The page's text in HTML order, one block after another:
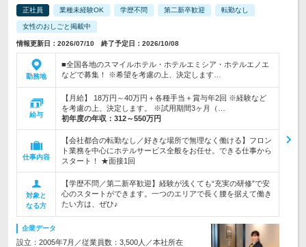
正社員 業種未経験OK 学歴不問 第二新卒歓迎 転勤なし
女性のおしごと掲載中
情報更新日：2026/07/10 終了予定日：2026/10/08
勤務地
■全国各地のスマイルホテル・ホテルエミシア・ホテルエノエ
などで募集！ ※希望を考慮の上、決定します…
給与
【月給】 18万円～40万円＋各種手当＋賞与年2回 ※経験など
を考慮の上、決定します。 ※試用期間3ヶ月（…
初年度の年収： 312～550万円
仕事内容
【会社都合の転勤なし／好きな場所で無理なく働ける】フロン
ト業務を中心にホテルサービス全般をお任せ。できる仕事から
スタート！ ★面接1回
対象と
なる方
【学歴不問／第二新卒歓迎】経験が浅くても“充実の研修”で安
心のスタートができます。一つのエリアで長く腰を据えて働き
たい方は、ぜひ♪
企業データ
設立：2005年7月／従業員数：3,500人／本社所在